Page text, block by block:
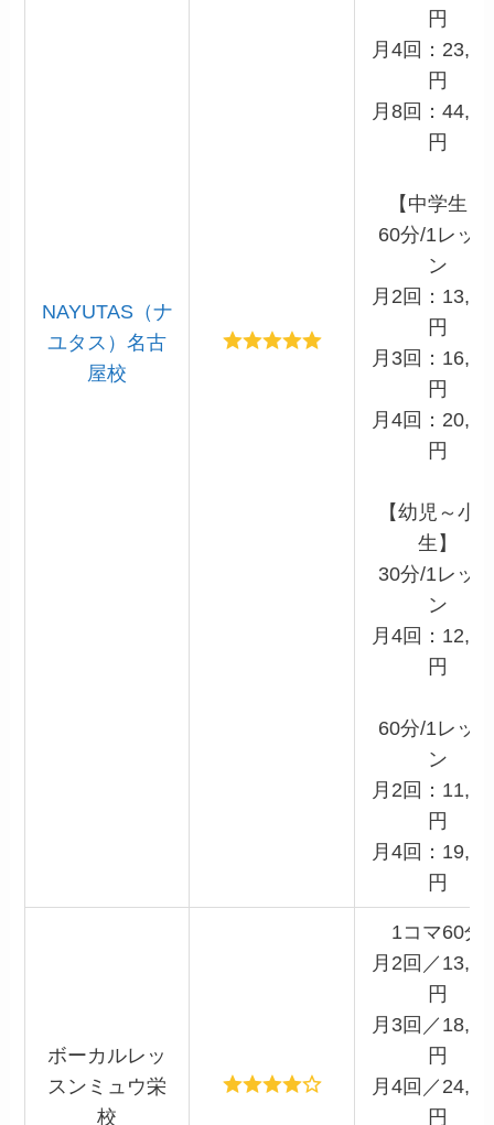
NAYUTAS（ナ
ユタス）名古
屋校
円
月4回：
円
月8回：
円
【中学生】
60分/1レッ
ン
月2回：
円
月3回：
円
月4回：
円
【幼児～小
生】
30分/1レッ
ン
月4回：
円
60分/1レッ
ン
月2回：
円
月4回：
円
ボーカルレッ
スンミュウ栄
校
1コマ60分
月2回／
円
月3回／
円
月4回／
円